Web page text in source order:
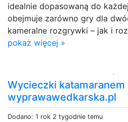
idealnie dopasowaną do
obejmuje zarówno gry dla
kameralne rozgrywki – jak i
pokaż więcej »
Wycieczki katamaranem
wyprawawedkarska.pl
Dodano: 1 rok 2 tygodnie temu